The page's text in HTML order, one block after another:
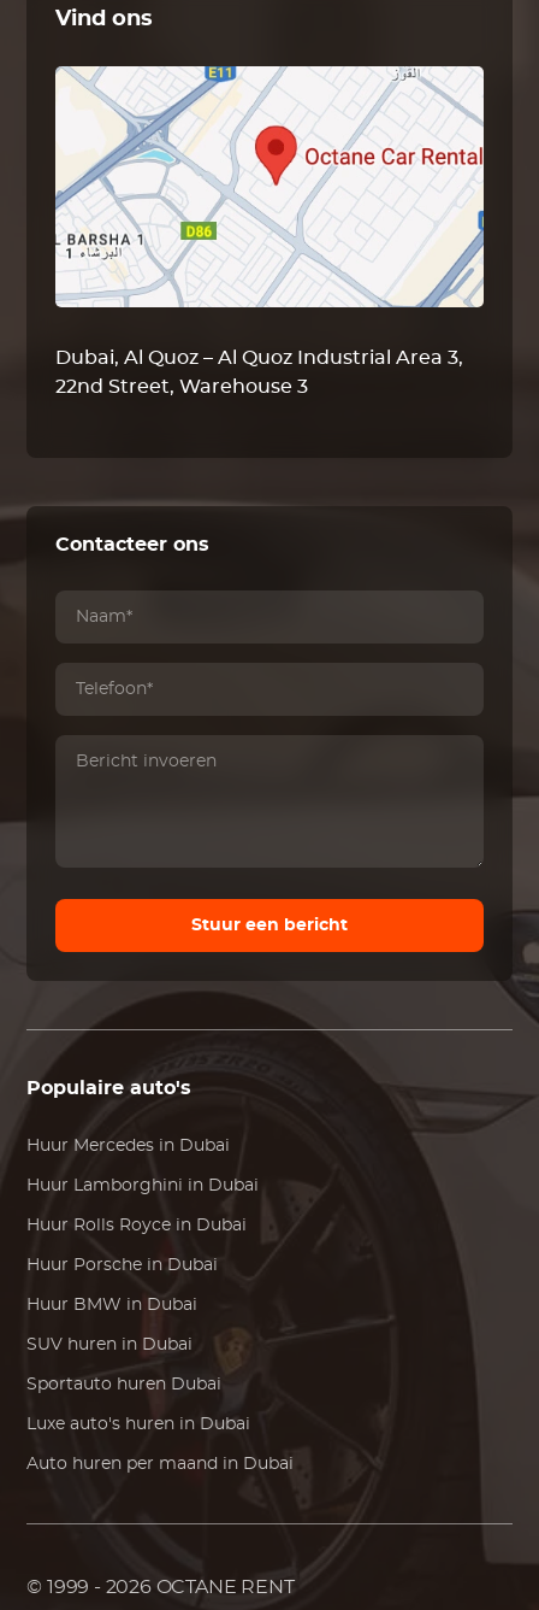
Vind ons
Dubai, Al Quoz – Al Quoz Industrial Area 3,
22nd Street, Warehouse 3
Contacteer ons
Stuur een bericht
Populaire auto's
Huur Mercedes in Dubai
Huur Lamborghini in Dubai
Huur Rolls Royce in Dubai
Huur Porsche in Dubai
Huur BMW in Dubai
SUV huren in Dubai
Sportauto huren Dubai
Luxe auto's huren in Dubai
Auto huren per maand in Dubai
© 1999 - 2026 OCTANE RENT